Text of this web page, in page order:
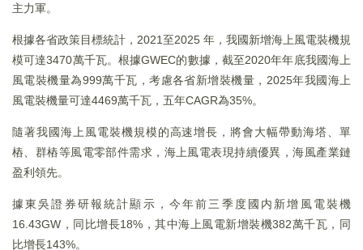
主力軍。
根據各省政策目標統計，2021至2025 年，我國新增海上風電裝機規
模可達3470萬千瓦。根據GWEC的數據，截至2020年年底我國海上
風電裝機量為999萬千瓦，考慮各省新增裝機量，2025年我國海上
風電裝機量可達4469萬千瓦，五年CAGR為35%。
隨著我國海上風電裝機規模的高速增長，將會大幅帶動海塔、單
樁、群樁等風電零部件需求，海上風電表現持續優異，海風產業鏈
盈利領先。
據東吳證券研報統計顯示，今年前三季度國内新增風電裝機
16.43GW，同比增長18%，其中海上風電新增裝機382萬千瓦，同
比增長143%。